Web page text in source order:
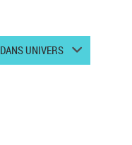
DANS UNIVERS